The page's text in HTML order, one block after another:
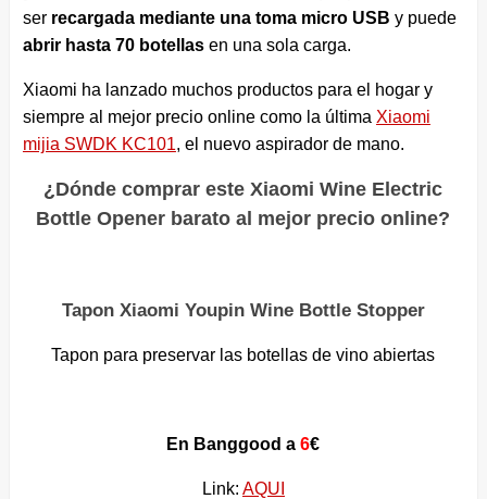
ser recargada mediante una toma micro USB y puede
abrir hasta 70 botellas en una sola carga.
Xiaomi ha lanzado muchos productos para el hogar y
siempre al mejor precio online como la última Xiaomi
mijia SWDK KC101, el nuevo aspirador de mano.
¿Dónde comprar este Xiaomi Wine Electric
Bottle Opener barato al mejor precio online?
Tapon Xiaomi Youpin Wine Bottle Stopper
Tapon para preservar las botellas de vino abiertas
En Banggood a 6€
Link: AQUI